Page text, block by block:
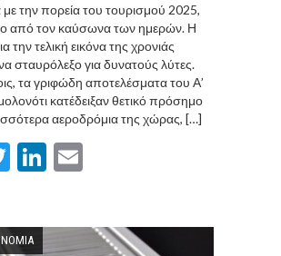
την πορεία του τουρισμού 2025,
από τον καύσωνα των ημερών. Η
την τελική εικόνα της χρονιάς
σταυρόλεξο για δυνατούς λύτες.
τα γριφώδη αποτελέσματα του Α’
κατέδειξαν θετικό πρόσημο
αεροδρόμια της χώρας, […]
TwitterLinkedIn